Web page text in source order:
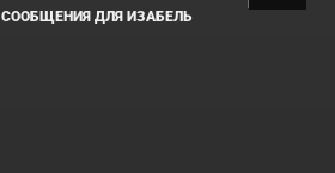
СООБЩЕНИЯ ДЛЯ ИЗАБЕЛЬ